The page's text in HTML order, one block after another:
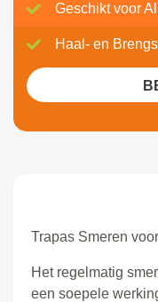
Trapas Smeren
Het regelmatig
een soepele
Geschikt voor
Haal- en